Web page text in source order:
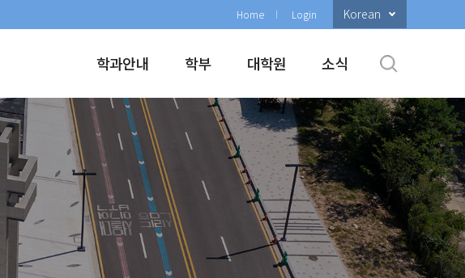
Home Login Korean
학과안내 학부 대학원 소식